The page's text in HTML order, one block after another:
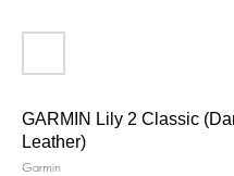
GARMIN Lily 2 Classic
Leather)
Garmin